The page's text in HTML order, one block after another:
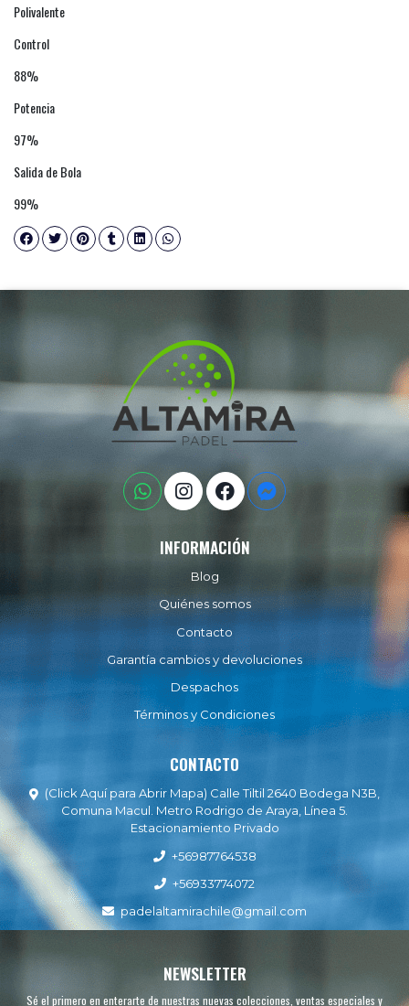
Polivalente
Control
88%
Potencia
97%
Salida de Bola
99%
INFORMACIÓN
Blog
Quiénes somos
Contacto
Garantía cambios y devoluciones
Despachos
Términos y Condiciones
CONTACTO
(Click Aquí para Abrir Mapa) Calle Tiltil 2640 Bodega N3B,
Comuna Macul. Metro Rodrigo de Araya, Línea 5.
Estacionamiento Privado
+56987764538
+56933774072
padelaltamirachile@gmail.com
NEWSLETTER
Sé el primero en enterarte de nuestras nuevas colecciones, ventas especiales y